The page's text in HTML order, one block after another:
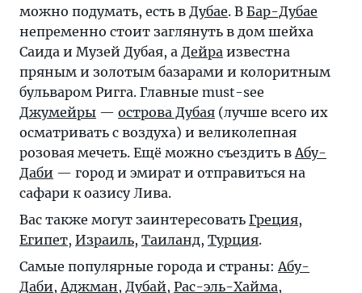
можно подумать, есть в Дубае. В Бар-Дубае
непременно стоит заглянуть в дом шейха
Саида и Музей Дубая, а Дейра известна
пряным и золотым базарами и колоритным
бульваром Ригга. Главные must-see
Джумейры — острова Дубая (лучше всего их
осматривать с воздуха) и великолепная
розовая мечеть. Ещё можно съездить в Абу-
Даби — город и эмират и отправиться на
сафари к оазису Лива.
Вас также могут заинтересовать Греция,
Египет, Израиль, Таиланд, Турция.
Самые популярные города и страны: Абу-
Даби, Аджман, Дубай, Рас-эль-Хайма,